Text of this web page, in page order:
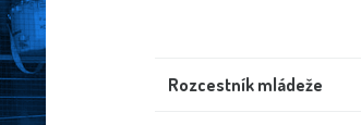
Rozcestník mládeže